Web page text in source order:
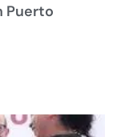
Puerto